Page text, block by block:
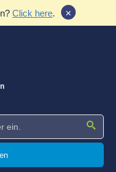
Click here. ×